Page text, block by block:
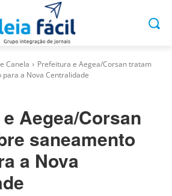
Canela
Prefeitura e Aegea/Corsan tratam
a Nova Centralidade
Aegea/Corsan
saneamento
a Nova